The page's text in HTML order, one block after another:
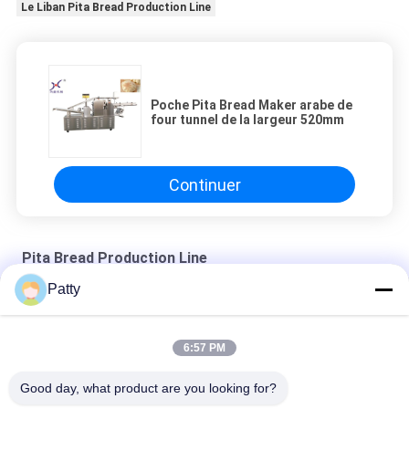
Le Liban Pita Bread Production Line
Poche Pita Bread Maker arabe de
four tunnel de la largeur 520mm
Continuer
Pita Bread Production Line
Chapatti multi Pita Bread Production Line de fonction
Patty
6:57 PM
Good day, what product are you looking for?